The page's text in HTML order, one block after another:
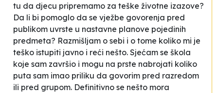
tu da djecu pripremamo za teške životne izazove?
Da li bi pomoglo da se vježbe govorenja pred
publikom uvrste u nastavne planove pojedinih
predmeta? Razmišljam o sebi i o tome koliko mi je
teško istupiti javno i reći nešto. Sjećam se škola
koje sam završio i mogu na prste nabrojati koliko
puta sam imao priliku da govorim pred razredom
ili pred grupom. Definitivno se nešto mora